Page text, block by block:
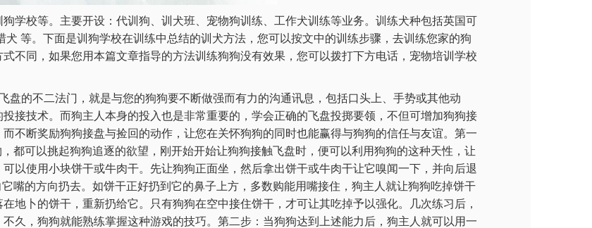
学校等。主要开设：代训狗、训犬班、宠物狗训练、工作犬训练等业务。训练犬种包括英国可
等。下面是训狗学校在训练中总结的训犬方法，您可以按文中的训练步骤，去训练您家的狗
不同，如果您用本篇文章指导的方法训练狗狗没有效果，您可以拨打下方电话，宠物培训学校
盘的不二法门，就是与您的狗狗要不断做强而有力的沟通讯息，包括口头上、手势或其他动
接技术。而狗主人本身的投入也是非常重要的，学会正确的飞盘投掷要领，不但可增加狗狗接
不断奖励狗狗接盘与捡回的动作，让您在关怀狗狗的同时也能赢得与狗狗的信任与友谊。第一
都可以挑起狗狗追逐的欲望，刚开始开始让狗狗接触飞盘时，便可以利用狗狗的这种天性，让
以使用小块饼干或牛肉干。先让狗狗正面坐，然后拿出饼干或牛肉干让它嗅闻一下，并向后退
嘴的方向扔去。如饼干正好扔到它的鼻子上方，多数购能用嘴接住，狗主人就让狗狗吃掉饼干
地卜的饼干，重新扔给它。只有狗狗在空中接住饼干，才可让其吃掉予以强化。几次练习后，
久，狗狗就能熟练掌握这种游戏的技巧。第二步：当狗狗达到上述能力后，狗主人就可以用一